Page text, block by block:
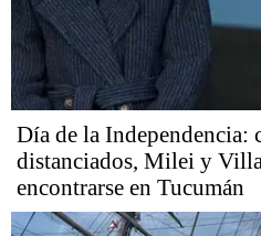
Día de la Independencia:
distanciados, Milei y
encontrarse en Tucumán